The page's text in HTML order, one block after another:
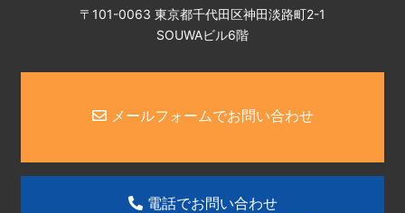
〒101-0063 東京都千代田区神田淡路町2-1
SOUWAビル6階
メールフォームでお問い合わせ
電話でお問い合わせ